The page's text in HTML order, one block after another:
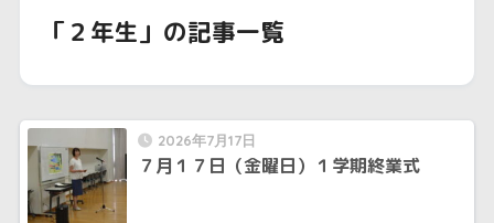
「２年生」の記事一覧
2026年7月17日
７月１７日（金曜日）１学期終業式